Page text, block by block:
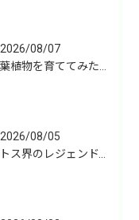
2026/08/07
2026/08/05